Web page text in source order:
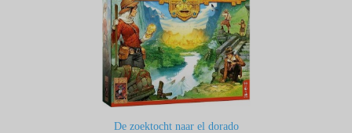
De zoektocht naar el dorado